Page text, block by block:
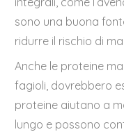
sono una buona
ridurre il rischio di
Anche le proteine
fagioli, dovrebbero
proteine aiutano a
lungo e possono